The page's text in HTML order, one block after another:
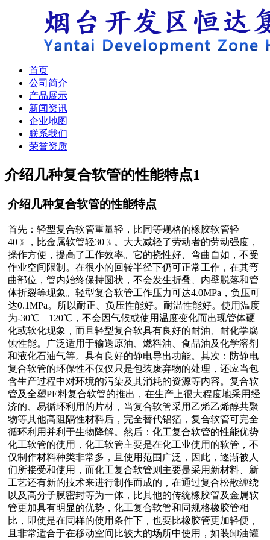
首页
公司简介
产品展示
新闻资讯
企业地图
联系我们
荣誉资质
介绍几种复合软管的性能特点1
介绍几种复合软管的性能特点
首先：轻型复合软管重量轻，比同等规格的橡胶软管轻
40﹪，比金属软管轻30﹪。大大减轻了劳动者的劳动强度，
操作方便，提高了工作效率。它的挠性好、弯曲自如，不受
作业空间限制。在很小的回转半径下仍可正常工作，在其弯
曲部位，管内始终保持圆状，不会发生折叠、内壁脱落和管
体折裂等现象。轻型复合软管工作压力可达4.0MPa，负压可
达0.1MPa。所以耐正、负压性能好。耐温性能好。使用温度
为-30℃—120℃，不会因气候或使用温度变化而出现管体硬
化或软化现象，而且轻型复合软具有良好的耐油、耐化学腐
蚀性能。广泛适用于输送原油、燃料油、食品油及化学溶剂
和液化石油气等。具有良好的静电导出功能。其次：防静电
复合软管的环保性不仅仅只是包装废弃物的处理，还应当包
含生产过程中对环境的污染及其消耗的资源等内容。复合软
管及全塑PE料复合软管的推出，在生产上很大程度地采用经
济的、易循环利用的片材，当复合软管采用乙烯乙烯醇共聚
物等其他高阻隔性材料后，完全替代铝箔，复合软管可完全
循环利用并利于生物降解。然后：化工复合软管的性能优势
化工软管的使用，化工软管主要是在化工业使用的软管，不
仅制作材料种类非常多，且使用范围广泛，因此，逐渐被人
们所接受和使用，而化工复合软管则主要是采用新材料、新
工艺还有新的技术来进行制作而成的，在通过复合松散缠绕
以及高分子膜密封等为一体，比其他的传统橡胶管及金属软
管更加具有明显的优势，化工复合软管和同规格橡胶管相
比，即使是在同样的使用条件下，也要比橡胶管更加轻便，
且非常适合于在移动空间比较大的场所中使用，如装卸油罐